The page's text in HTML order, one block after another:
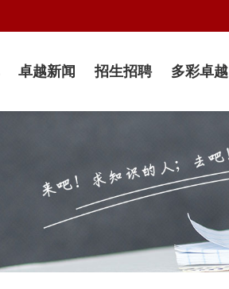
卓越新闻 招生招聘 多彩卓越